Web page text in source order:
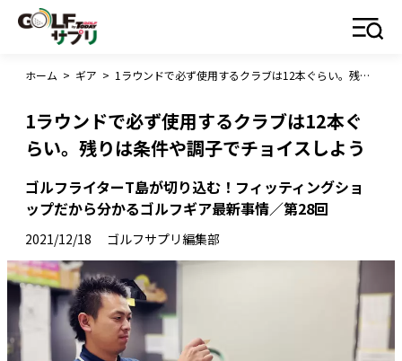
ホーム > ギア > 1ラウンドで必ず使用するクラブは12本ぐらい。残りは条件や調子でチョイスしよう
1ラウンドで必ず使用するクラブは12本ぐ
らい。残りは条件や調子でチョイスしよう
ゴルフライターT島が切り込む！フィッティングショ
ップだから分かるゴルフギア最新事情／第28回
2021/12/18 ゴルフサプリ編集部